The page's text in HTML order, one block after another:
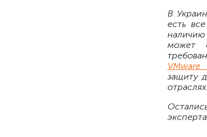
В
есть
может
VMware
защиту
отраслях.